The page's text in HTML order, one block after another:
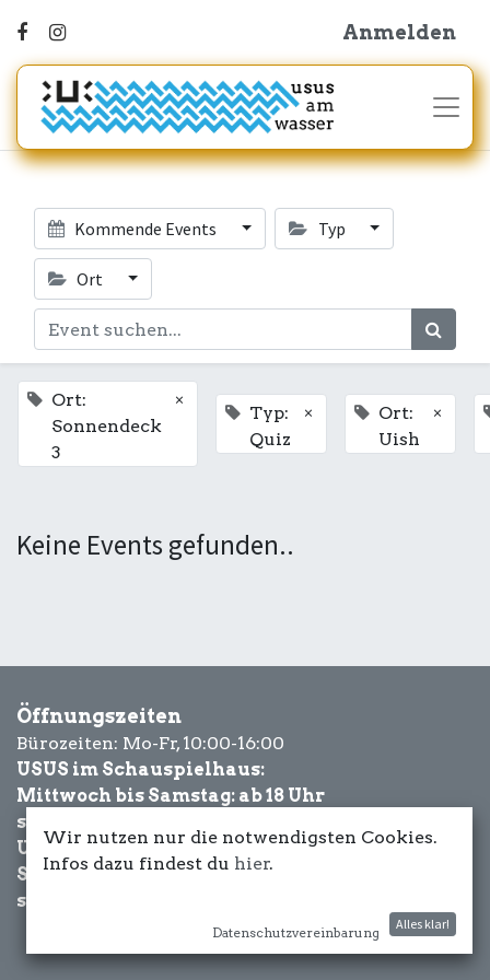
Anmelden
Kommende Events Typ
Ort
Ort:
Sonnendeck
3
×
Typ:
Quiz
×
Ort:
Uish
×
Keine Events gefunden..
Öffnungszeiten
Bürozeiten: Mo-Fr, 10:00-16:00
USUS im Schauspielhaus:
Mittwoch bis Samstag: ab 18 Uhr
sowie Eventbezogen.
USUS am Wasser:
Schönwetter-
sowie Eventbezogen.
Wir nutzen nur die notwendigsten Cookies.
Infos dazu findest du hier.
Datenschutzvereinbarung
Alles klar!